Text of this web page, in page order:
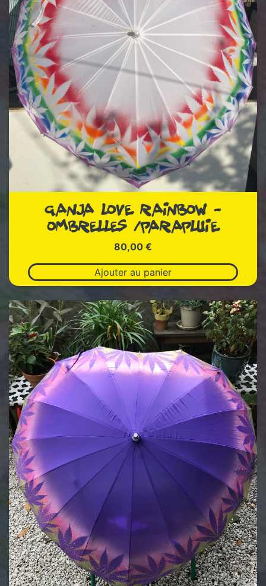
GANJA LOVE RAINBOW –
OMBRELLES /PARAPLUIE
80,00 €
Ajouter au panier